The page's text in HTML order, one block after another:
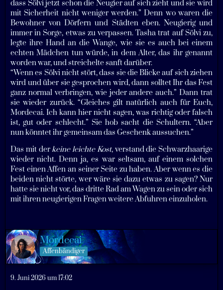
dass Sölvi jetzt schon die Neugier auf sich zieht und sie wird
mit Sicherheit nicht weniger werden.” Denn wo waren die
Bewohner von Dörfern und Städten eben. Neugierig und
immer in Sorge, etwas zu verpassen. Tasha trat auf Sölvi zu,
legte ihre Hand an die Wange, wie sie es auch bei einem
echten Mädchen tun würde, in dem Alter, das ihr genannt
worden war, und streichelte sanft darüber.
“Wenn es Sölvi nicht stört, dass sie die Blicke auf sich ziehen
wird und über sie gesprochen wird, dann solltet Ihr das Fest
ganz normal verbringen, wie jeder andere auch.” Dann trat
sie wieder zurück. “Gleiches gilt natürlich auch für Euch,
Mordecai. Ich kann hier nicht sagen, was richtig oder falsch
ist, gut oder schlecht.” Sie hob sacht die Schultern. “Aber
nun könntet ihr gemeinsam das Geschenk aussuchen.”
Das mit derkeine leichte Kost, verstand die Schwarzhaarige
wieder nicht. Denn ja, es war seltsam, auf einem solchen
Fest einen Affen an seiner Seite zu haben. Aber wenn es die
beiden nicht störte, wer wäre sie dazu etwas zu sagen? Nur
hatte sie nicht vor, das dritte Rad am Wagen zu sein oder sich
mit ihren neugierigen Fragen weitere Abfuhren einzuholen.
Mordecai
Affenbändiger
9. Juni 2026 um 17:02